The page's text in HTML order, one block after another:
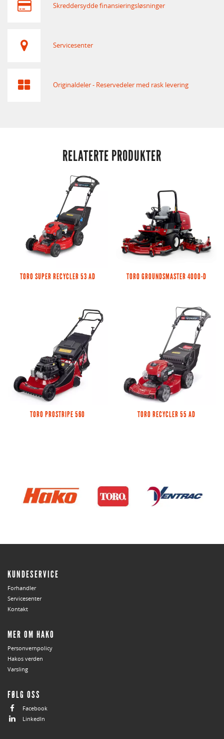
Skreddersydde finansieringsløsninger
Servicesenter
Originaldeler - Reservedeler med rask levering
RELATERTE PRODUKTER
TORO SUPER RECYCLER 53 AD TORO GROUNDSMASTER 4000-D
TORO PROSTRIPE 560 TORO RECYCLER 55 AD
KUNDESERVICE
Forhandler
Servicesenter
Kontakt
MER OM HAKO
Personvernpolicy
Hakos verden
Varsling
FØLG OSS
Facebook
LinkedIn